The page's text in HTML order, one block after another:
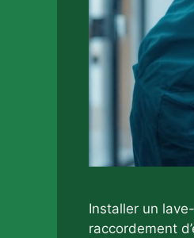
Installer un
raccordement